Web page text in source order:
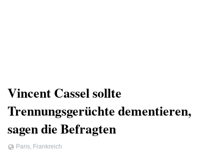
Vincent Cassel sollte
Trennungsgerüchte dementieren,
sagen die Befragten
Paris, Frankreich